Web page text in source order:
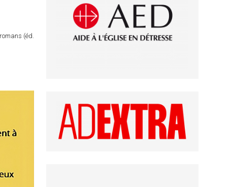
(éd.